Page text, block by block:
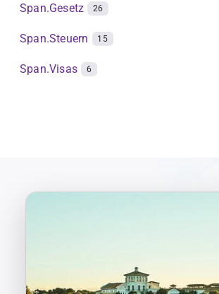
Span.Gesetz 26
Span.Steuern 15
Span.Visas 6